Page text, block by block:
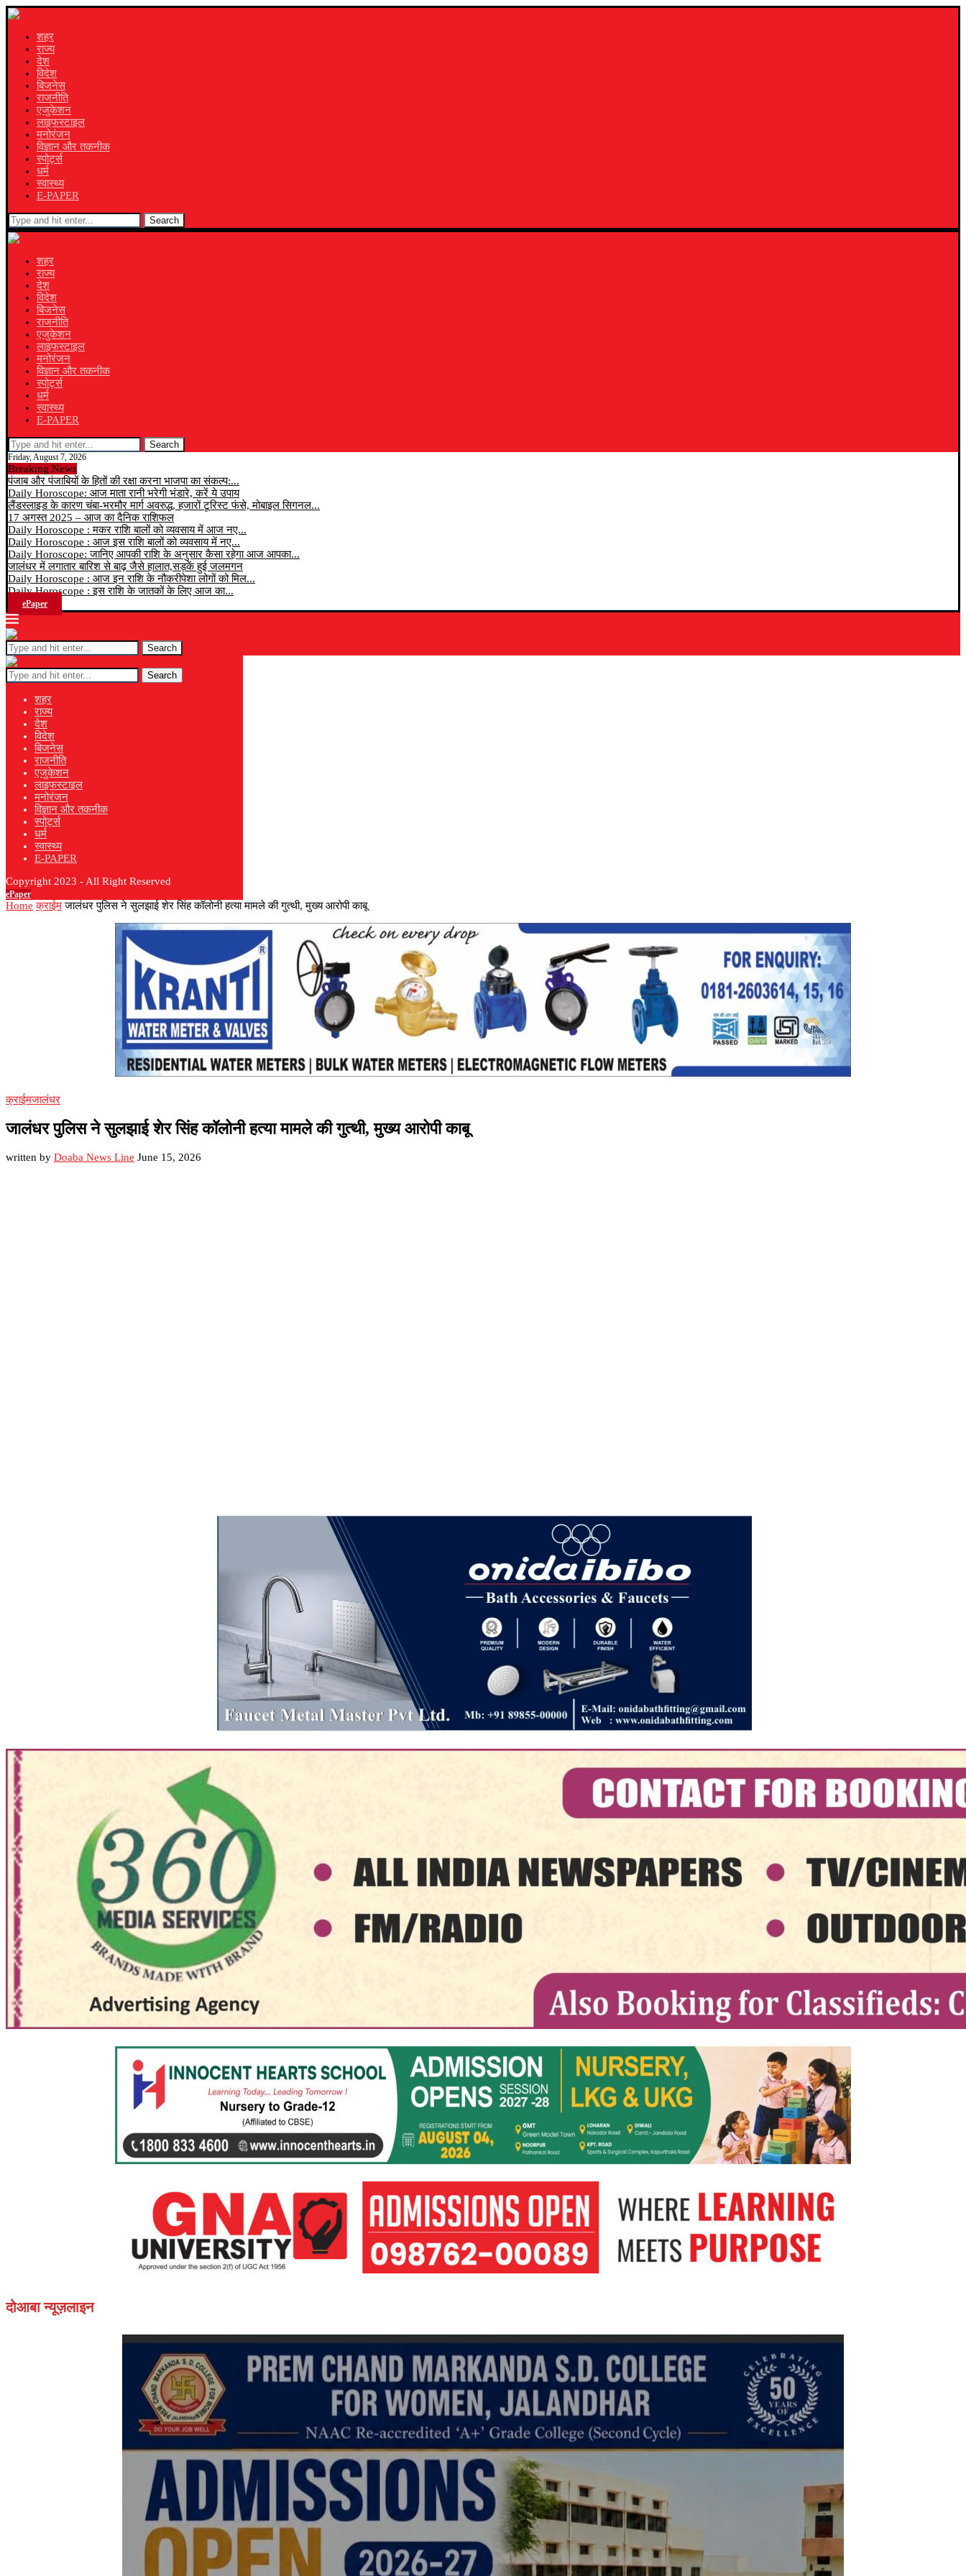
शहर
राज्य
देश
विदेश
बिजनेस
राजनीति
एजुकेशन
लाइफस्टाइल
मनोरंजन
विज्ञान और तकनीक
स्पोर्ट्स
धर्म
स्वास्थ्य
E-PAPER
Search
शहर
राज्य
देश
विदेश
बिजनेस
राजनीति
एजुकेशन
लाइफस्टाइल
मनोरंजन
विज्ञान और तकनीक
स्पोर्ट्स
धर्म
स्वास्थ्य
E-PAPER
Search
Friday, August 7, 2026
Breaking News
पंजाब और पंजाबियों के हितों की रक्षा करना भाजपा का संकल्प:...
Daily Horoscope: आज माता रानी भरेगी भंडारे, करें ये उपाय
लैंडस्लाइड के कारण चंबा-भरमौर मार्ग अवरुद्ध, हजारों टूरिस्ट फंसे, मोबाइल सिगनल...
17 अगस्त 2025 – आज का दैनिक राशिफल
Daily Horoscope : मकर राशि बालों को व्यवसाय में आज नए...
Daily Horoscope : आज इस राशि बालों को व्यवसाय में नए...
Daily Horoscope: जानिए आपकी राशि के अनुसार कैसा रहेगा आज आपका...
जालंधर में लगातार बारिश से बाढ़ जैसे हालात,सड़कें हुई जलमगन
Daily Horoscope : आज इन राशि के नौकरीपेशा लोगों को मिल...
Daily Horoscope : इस राशि के जातकों के लिए आज का...
ePaper
Search
Search
शहर
राज्य
देश
विदेश
बिजनेस
राजनीति
एजुकेशन
लाइफस्टाइल
मनोरंजन
विज्ञान और तकनीक
स्पोर्ट्स
धर्म
स्वास्थ्य
E-PAPER
Copyright 2023 - All Right Reserved
ePaper
Home क्राईम जालंधर पुलिस ने सुलझाई शेर सिंह कॉलोनी हत्या मामले की गुत्थी, मुख्य आरोपी काबू
क्राईमजालंधर
जालंधर पुलिस ने सुलझाई शेर सिंह कॉलोनी हत्या मामले की गुत्थी, मुख्य आरोपी काबू
written by Doaba News Line June 15, 2026
दोआबा न्यूज़लाइन